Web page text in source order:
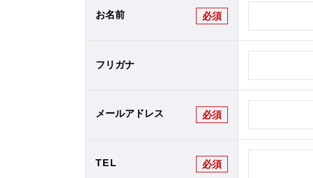
お名前 必須
フリガナ
メールアドレス 必須
TEL 必須